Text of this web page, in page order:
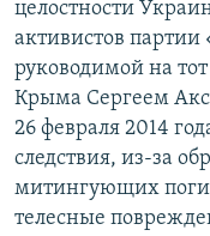
целостности
активистов партии
руководимой на
Крыма Сергеем
26 февраля 2014
следствия, из-за
митингующих
телесные